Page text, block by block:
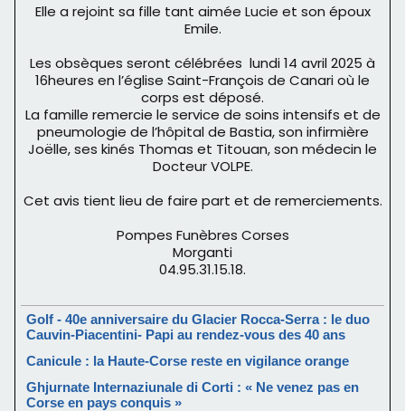
Elle a rejoint sa fille tant aimée Lucie et son époux
Emile.
Les obsèques seront célébrées lundi 14 avril 2025 à
16heures en l’église Saint-François de Canari où le
corps est déposé.
La famille remercie le service de soins intensifs et de
pneumologie de l’hôpital de Bastia, son infirmière
Joëlle, ses kinés Thomas et Titouan, son médecin le
Docteur VOLPE.
Cet avis tient lieu de faire part et de remerciements.
Pompes Funèbres Corses
Morganti
04.95.31.15.18.
Golf - 40e anniversaire du Glacier Rocca-Serra : le duo
Cauvin-Piacentini- Papi au rendez-vous des 40 ans
Canicule : la Haute-Corse reste en vigilance orange
Ghjurnate Internaziunale di Corti : « Ne venez pas en
Corse en pays conquis »